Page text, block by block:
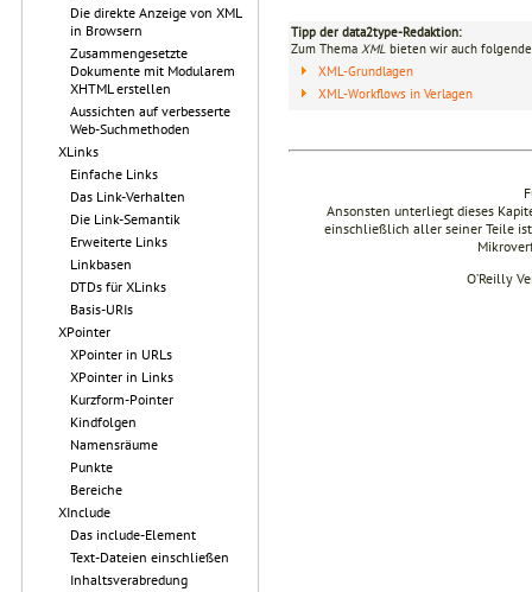
Die direkte Anzeige von XML
in Browsern
Zusammengesetzte
Dokumente mit Modularem
XHTML erstellen
Aussichten auf verbesserte
Web-Suchmethoden
XLinks
Einfache Links
Das Link-Verhalten
Die Link-Semantik
Erweiterte Links
Linkbasen
DTDs für XLinks
Basis-URIs
XPointer
XPointer in URLs
XPointer in Links
Kurzform-Pointer
Kindfolgen
Namensräume
Punkte
Bereiche
XInclude
Das include-Element
Text-Dateien einschließen
Inhaltsverabredung
Tipp der data2type-Redaktion:
Zum Thema XML bieten wir auch
XML-Grundlagen
XML-Workflows in Verlagen
Ansonsten unterliegt dieses
einschließlich aller seiner Teile
O’Reilly